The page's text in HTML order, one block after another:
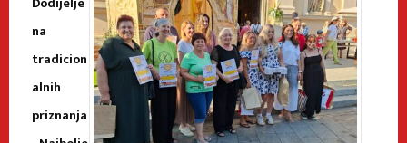
na
tradicion
alnih
priznanja